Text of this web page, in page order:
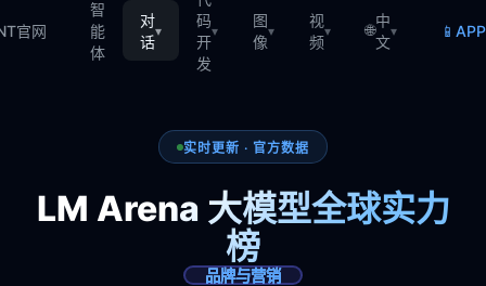
官网
智
能
体
对
话
▾
码
开
发
▾
图
像
▾
视
频
▾ 🌐
中
文
▾ 📱
实时更新 · 官方数据
LM Arena 大模型全球实力
榜
品牌与营销